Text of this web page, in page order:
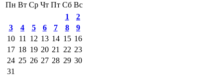
Пн Вт Ср Чт Пт Сб Вс
1
2
3
4 5 6 7 8
9
10 11 12 13 14 15 16
17 18 19 20 21 22 23
24 25 26 27 28 29 30
31